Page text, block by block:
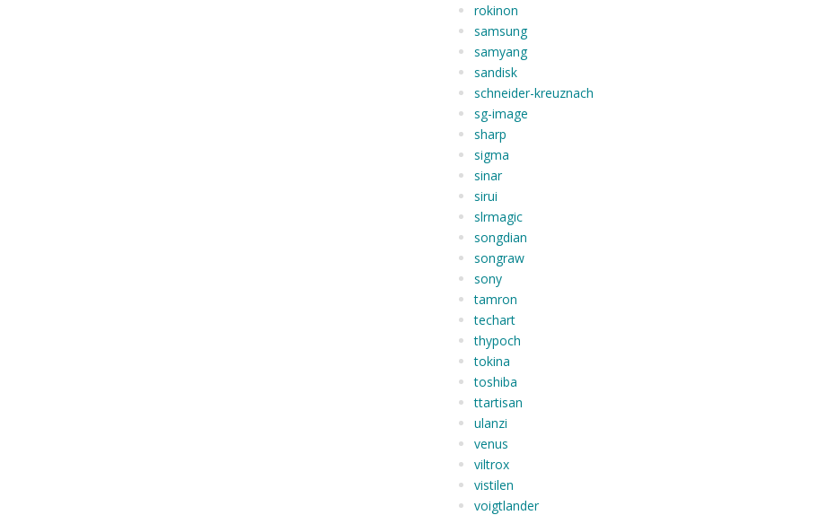
rokinon
samsung
samyang
sandisk
schneider-kreuznach
sg-image
sharp
sigma
sinar
sirui
slrmagic
songdian
songraw
sony
tamron
techart
thypoch
tokina
toshiba
ttartisan
ulanzi
venus
viltrox
vistilen
voigtlander